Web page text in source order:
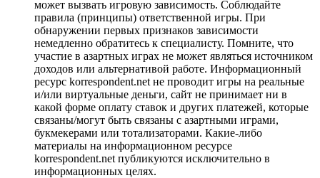
может вызвать игровую зависимость. Соблюдайте
правила (принципы) ответственной игры. При
обнаружении первых признаков зависимости
немедленно обратитесь к специалисту. Помните, что
участие в азартных играх не может являться источником
доходов или альтернативой работе. Информационный
ресурс korrespondent.net не проводит игры на реальные
и/или виртуальные деньги, сайт не принимает ни в
какой форме оплату ставок и других платежей, которые
связаны/могут быть связаны с азартными играми,
букмекерами или тотализаторами. Какие-либо
материалы на информационном ресурсе
korrespondent.net публикуются исключительно в
информационных целях.